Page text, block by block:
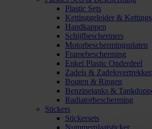
Plastic Sets
Kettinggeleider &
Handkappen
Schijfbeschermers
Motorbeschermingsplaten
Framebescherming
Enkel Plastic Onderdeel
Zadels & Zadelovertrekken
Bouten & Ringen
Benzinetanks &
Radiatorbescherming
Stickers
Stickersets
Nummerplaatsticker